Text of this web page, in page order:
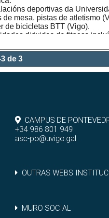
deportivas da
mesa, pistas de atletismo
de bicicletas BTT (Vigo).
dirixidas de fitness
as persoas da comunidade
de 3
CAMPUS DE
+34 986 801 949
asc-po@uvigo.gal
OUTRAS WEBS
MURO SOCIAL